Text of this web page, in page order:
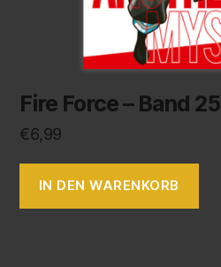
Fire Force – Band 25
€6,99
IN DEN WARENKORB